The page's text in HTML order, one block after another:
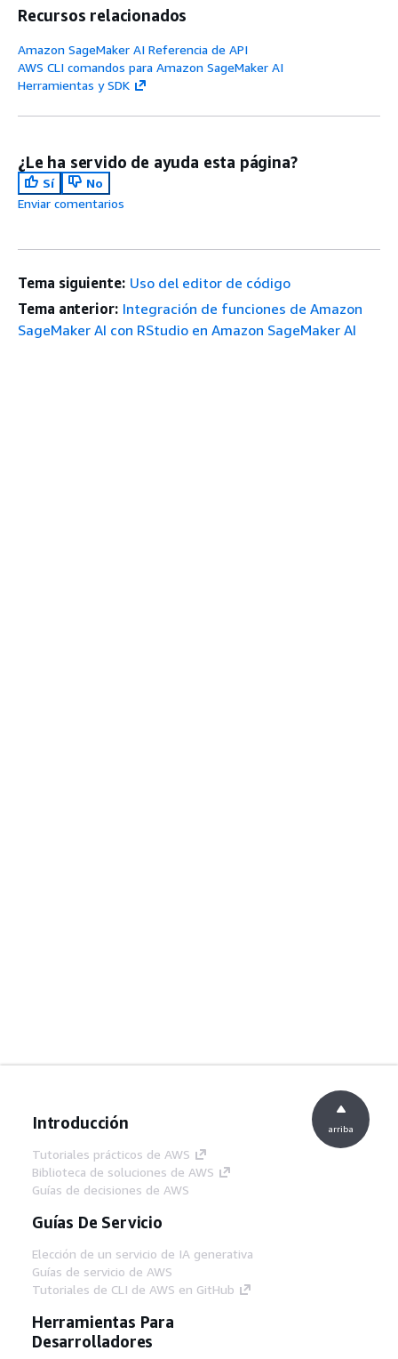
Recursos relacionados
Amazon SageMaker AI Referencia de API
AWS CLI comandos para Amazon SageMaker AI
Herramientas y SDK
¿Le ha servido de ayuda esta página?
Sí
No
Enviar comentarios
Tema siguiente: Uso del editor de código
Tema anterior: Integración de funciones de Amazon
SageMaker AI con RStudio en Amazon SageMaker AI
Introducción
Tutoriales prácticos de AWS
Biblioteca de soluciones de AWS
Guías de decisiones de AWS
Guías De Servicio
Elección de un servicio de IA generativa
Guías de servicio de AWS
Tutoriales de CLI de AWS en GitHub
Herramientas Para
Desarrolladores
arriba